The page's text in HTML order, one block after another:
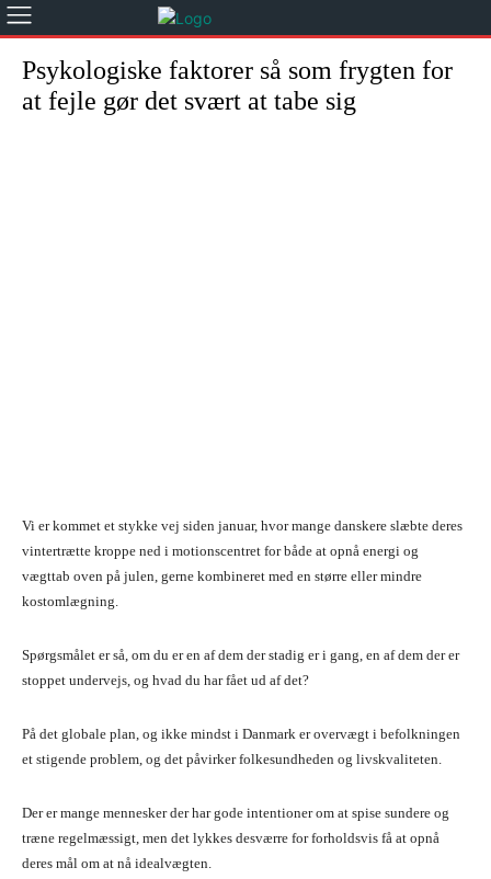
Psykologiske faktorer så som frygten for
at fejle gør det svært at tabe sig
Vi er kommet et stykke vej siden januar, hvor mange danskere slæbte deres
vintertrætte kroppe ned i motionscentret for både at opnå energi og
vægttab oven på julen, gerne kombineret med en større eller mindre
kostomlægning.
Spørgsmålet er så, om du er en af dem der stadig er i gang, en af dem der er
stoppet undervejs, og hvad du har fået ud af det?
På det globale plan, og ikke mindst i Danmark er overvægt i befolkningen
et stigende problem, og det påvirker folkesundheden og livskvaliteten.
Der er mange mennesker der har gode intentioner om at spise sundere og
træne regelmæssigt, men det lykkes desværre for forholdsvis få at opnå
deres mål om at nå idealvægten.